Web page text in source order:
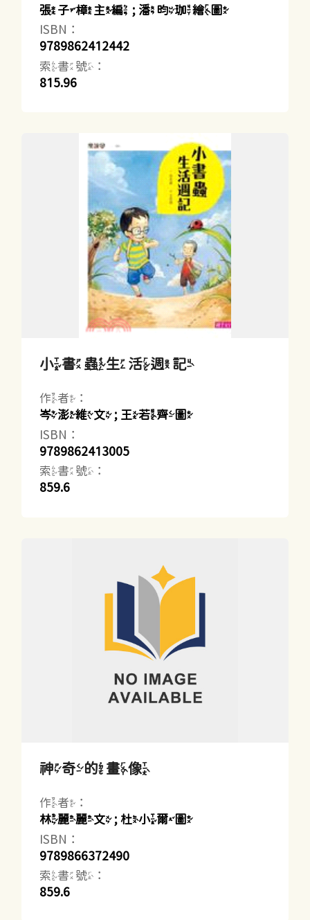
張子樟主編 ; 潘昀珈繪圖
ISBN：
9789862412442
索書號：
815.96
小書蟲生活週記
作者：
岑澎維文 ; 王若齊圖
ISBN：
9789862413005
索書號：
859.6
神奇的畫像
作者：
林麗麗文 ; 杜小爾圖
ISBN：
9789866372490
索書號：
859.6